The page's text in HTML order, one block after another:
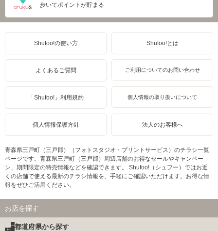
歩いてポイントが貯まる
Shufoo!の使い方 Shufoo!とは
よくあるご質問 ご利用についてのお問い合わせ
「Shufoo!」利用規約 個人情報の取り扱いについて
個人情報保護方針 法人のお客様へ
青森県三戸町（三戸郡）（フォトスタジオ・プリントサービス）のチラシ一覧
ページです。青森県三戸町（三戸郡）周辺店舗のお得なセールやキャンペー
ン、期間限定の特売情報などを確認できます。 Shufoo!（シュフー）ではお近
くの店舗で使える最新のチラシ情報を、手軽にご確認いただけます。お得な情
報をぜひご活用ください。
お店を探す
都道府県から探す